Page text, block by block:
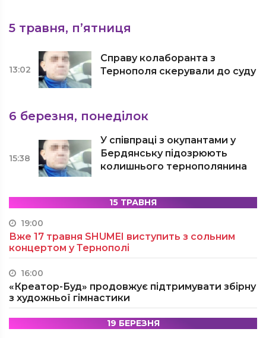
5 травня, п’ятниця
13:02
Справу колаборанта з
Тернополя скерували до суду
6 березня, понеділок
15:38
У співпраці з окупантами у
Бердянську підозрюють
колишнього тернополянина
15 ТРАВНЯ
19:00
Вже 17 травня SHUMEI виступить з сольним
концертом у Тернополі
16:00
«Креатор-Буд» продовжує підтримувати збірну
з художньої гімнастики
19 БЕРЕЗНЯ